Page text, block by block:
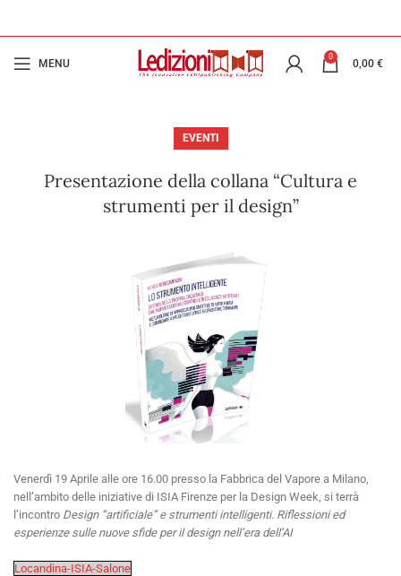
MENU
0
0,00 €
EVENTI
Presentazione della collana “Cultura e
strumenti per il design”
Venerdì 19 Aprile alle ore 16.00 presso la Fabbrica del Vapore a Milano,
nell’ambito delle iniziative di ISIA Firenze per la Design Week, si terrà
l’incontro Design “artificiale” e strumenti intelligenti. Riflessioni ed
esperienze sulle nuove sfide per il design nell’era dell’AI
Locandina-ISIA-Salone